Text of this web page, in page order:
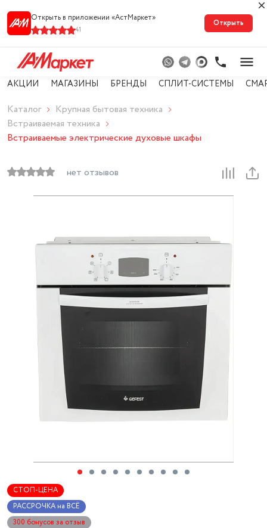
Открыть в приложении «АстМарке‪т‬»
41
Открыть
АКЦИИ МАГАЗИНЫ БРЕНДЫ СПЛИТ-СИСТЕМЫ
Каталог
Крупная бытовая техника
Встраиваемая техника
Встраиваемые электрические духовые шкафы
нет отзывов
СТОП-ЦЕНА
РАССРОЧКА на ВСЁ
300 бонусов за отзыв